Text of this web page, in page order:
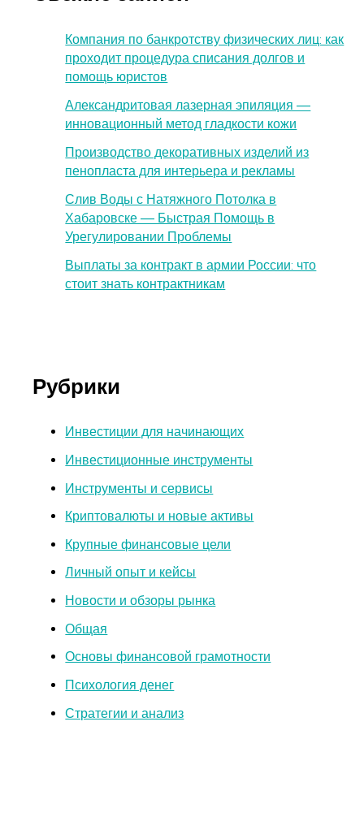
Компания по банкротству физических лиц: как
проходит процедура списания долгов и
помощь юристов
Александритовая лазерная эпиляция —
инновационный метод гладкости кожи
Производство декоративных изделий из
пенопласта для интерьера и рекламы
Слив Воды с Натяжного Потолка в
Хабаровске — Быстрая Помощь в
Урегулировании Проблемы
Выплаты за контракт в армии России: что
стоит знать контрактникам
Рубрики
Инвестиции для начинающих
Инвестиционные инструменты
Инструменты и сервисы
Криптовалюты и новые активы
Крупные финансовые цели
Личный опыт и кейсы
Новости и обзоры рынка
Общая
Основы финансовой грамотности
Психология денег
Стратегии и анализ